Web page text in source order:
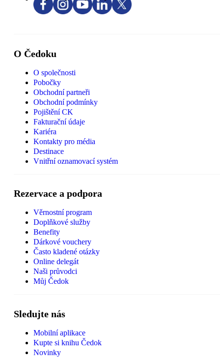
O Čedoku
O společnosti
Pobočky
Obchodní partneři
Obchodní podmínky
Pojištění CK
Fakturační údaje
Kariéra
Kontakty pro média
Destinace
Vnitřní oznamovací systém
Rezervace a podpora
Věrnostní program
Doplňkové služby
Benefity
Dárkové vouchery
Často kladené otázky
Online delegát
Naši průvodci
Můj Čedok
Sledujte nás
Mobilní aplikace
Kupte si knihu Čedok
Novinky